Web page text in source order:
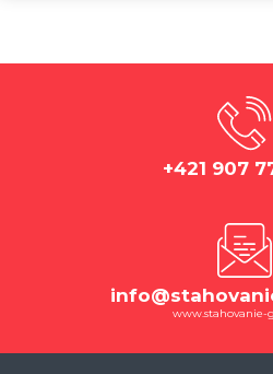
+421 907
www.stahovanie-